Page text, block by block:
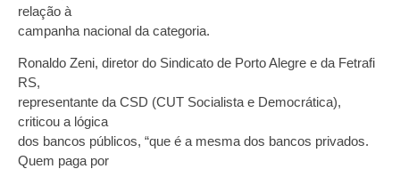
relação à
campanha nacional da categoria.
Ronaldo Zeni, diretor do Sindicato de Porto Alegre e da Fetrafi
RS,
representante da CSD (CUT Socialista e Democrática),
criticou a lógica
dos bancos públicos, “que é a mesma dos bancos privados.
Quem paga por